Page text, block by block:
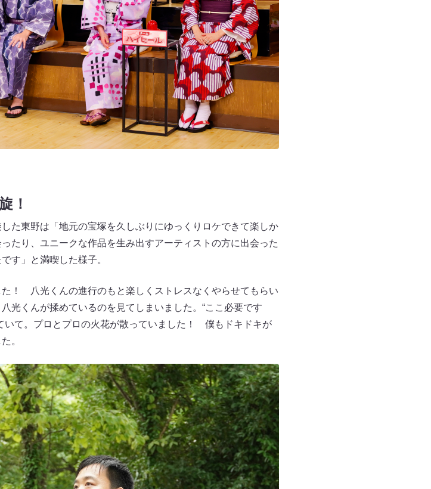
！
た東野は「地元の宝塚を久しぶりにゆっくりロケできて楽しか
たり、ユニークな作品を生み出すアーティストの方に出会った
す」と満喫した様子。
！ 八光くんの進行のもと楽しくストレスなくやらせてもらい
光くんが揉めているのを見てしまいました。“ここ必要です
いて。プロとプロの火花が散っていました！ 僕もドキドキが
。